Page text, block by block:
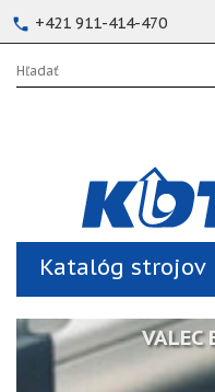
+421 911-414-470
Katalóg strojov
VALEC